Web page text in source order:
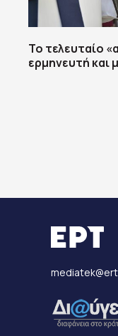
Το τελευταίο
ερμηνευτή και